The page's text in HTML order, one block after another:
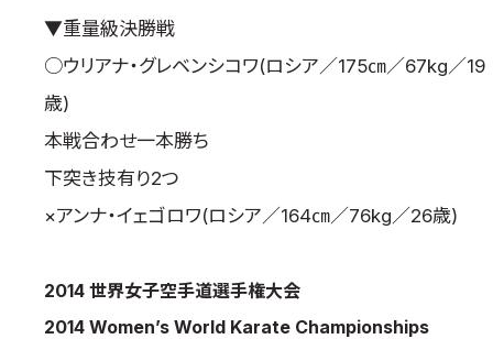
▼重量級決勝戦
○ウリアナ・グレベンシコワ(ロシア／175㎝／67kg／19
歳)
本戦合わせ一本勝ち
下突き技有り2つ
×アンナ・イェゴロワ(ロシア／164㎝／76kg／26歳)
2014 世界女子空手道選手権大会
2014 Women’s World Karate Championships